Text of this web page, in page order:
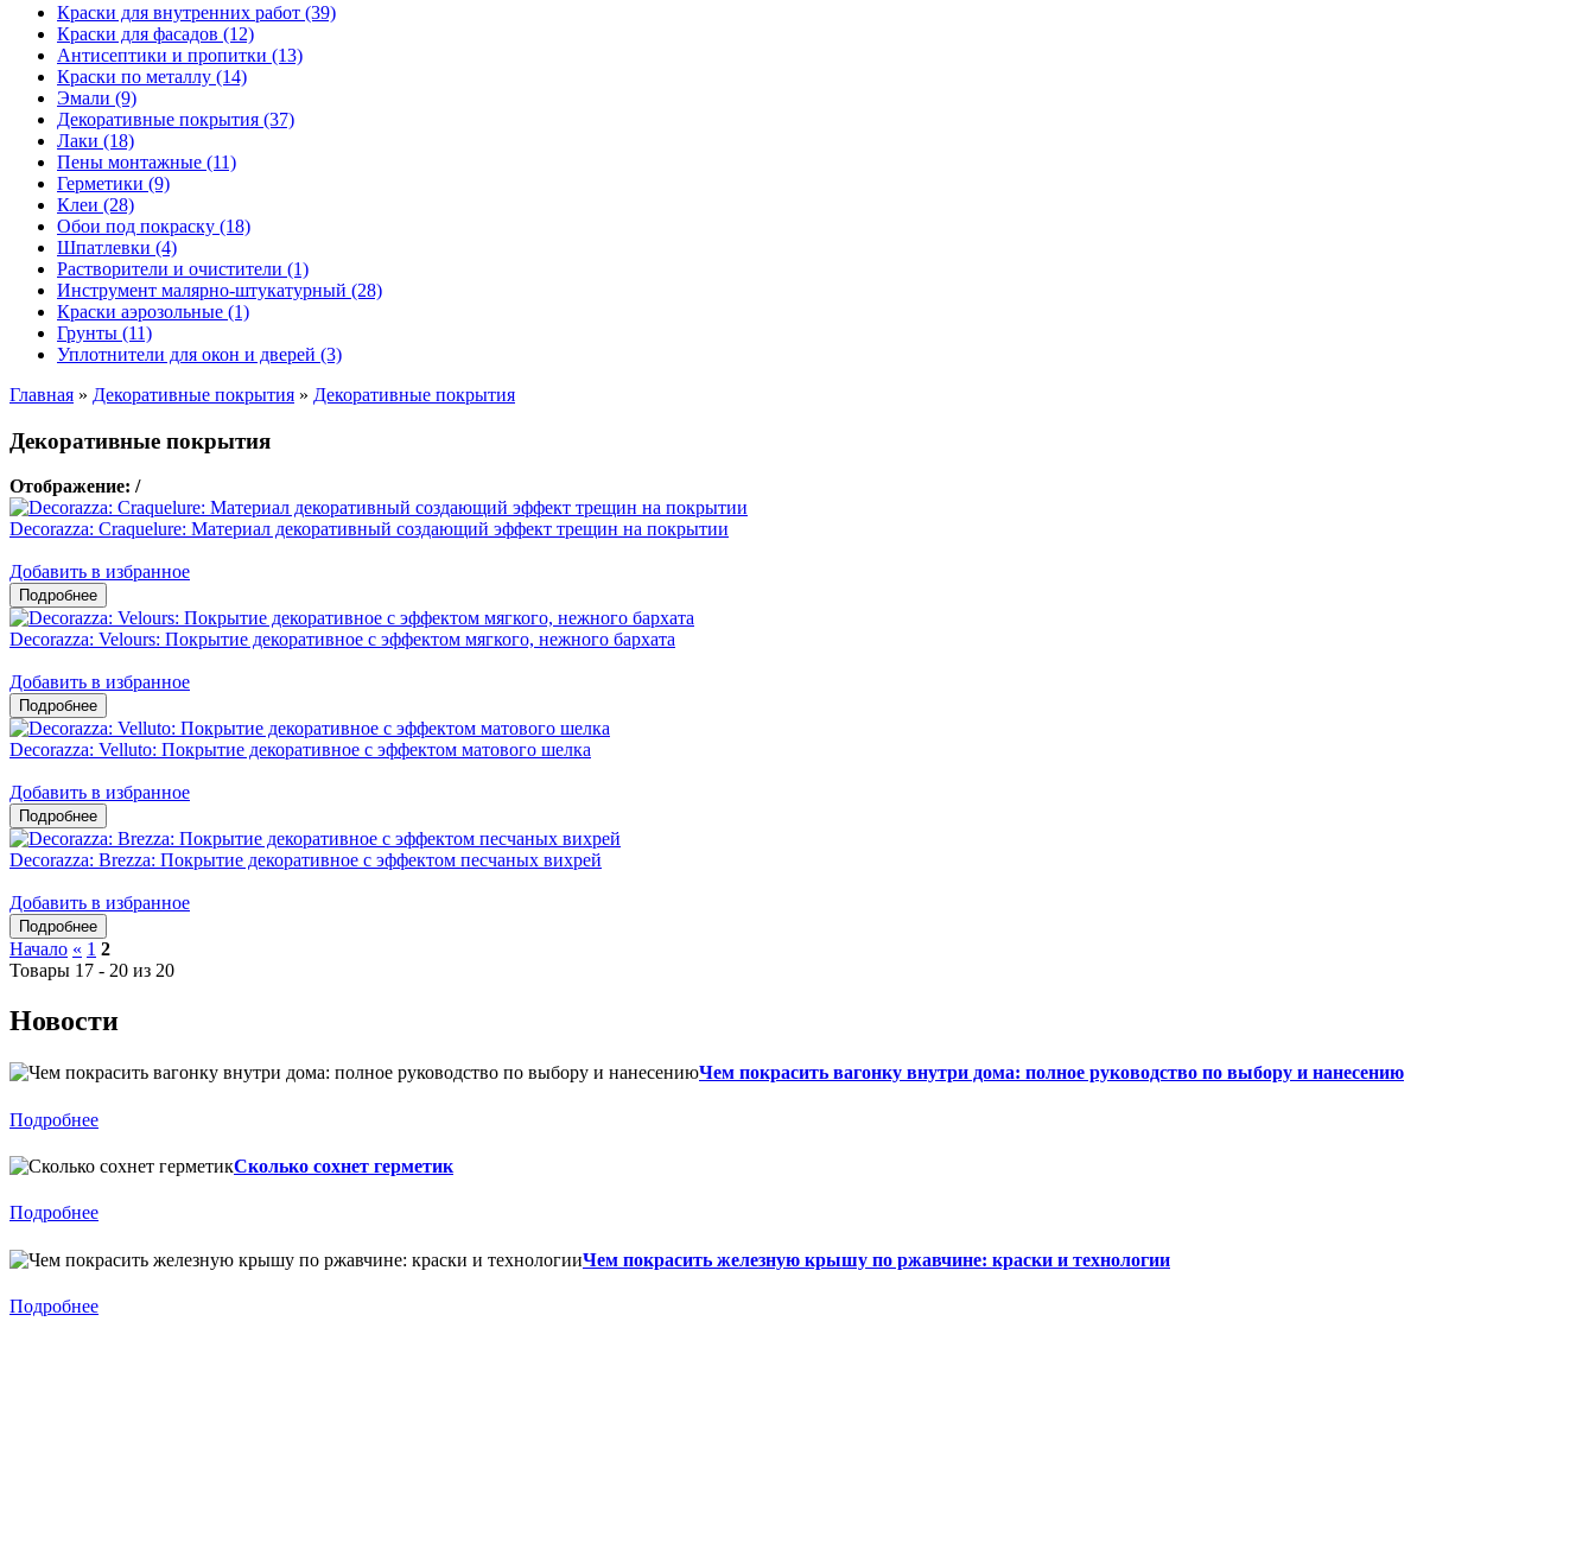
Краски для внутренних работ (39)
Краски для фасадов (12)
Антисептики и пропитки (13)
Краски по металлу (14)
Эмали (9)
Декоративные покрытия (37)
Лаки (18)
Пены монтажные (11)
Герметики (9)
Клеи (28)
Обои под покраску (18)
Шпатлевки (4)
Растворители и очистители (1)
Инструмент малярно-штукатурный (28)
Краски аэрозольные (1)
Грунты (11)
Уплотнители для окон и дверей (3)
Главная » Декоративные покрытия » Декоративные покрытия
Декоративные покрытия
Отображение: /
Decorazza: Craquelure: Материал декоративный создающий эффект трещин на покрытии
Добавить в избранное
Decorazza: Velours: Покрытие декоративное с эффектом мягкого, нежного бархата
Добавить в избранное
Decorazza: Velluto: Покрытие декоративное с эффектом матового шелка
Добавить в избранное
Decorazza: Brezza: Покрытие декоративное с эффектом песчаных вихрей
Добавить в избранное
Начало « 1 2
Товары 17 - 20 из 20
Новости
Чем покрасить вагонку внутри дома: полное руководство по выбору и нанесению
Подробнее
Сколько сохнет герметик
Подробнее
Чем покрасить железную крышу по ржавчине: краски и технологии
Подробнее